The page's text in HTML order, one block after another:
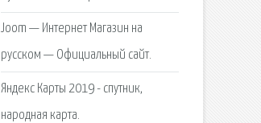
Joom — Интернет Магазин на
русском — Официальный сайт.
Яндекс Карты 2019 - спутник,
народная карта.